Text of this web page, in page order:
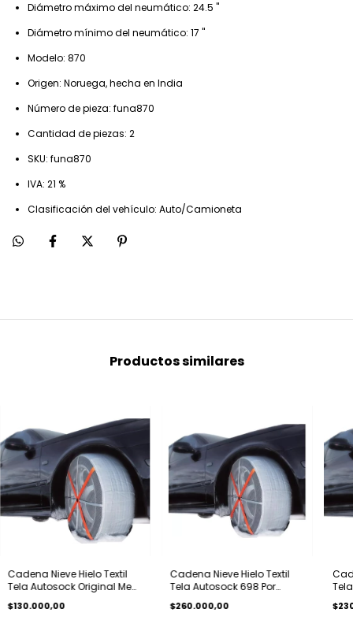
Diámetro máximo del neumático: 24.5 "
Diámetro mínimo del neumático: 17 "
Modelo: 870
Origen: Noruega, hecha en India
Número de pieza: funa870
Cantidad de piezas: 2
SKU: funa870
IVA: 21 %
Clasificación del vehículo: Auto/Camioneta
Productos similares
Cadena Nieve Hielo Textil
Tela Autosock Original Med
$130.000,00
Cadena Nieve Hielo Textil
Tela Autosock 698 Por
$260.000,00